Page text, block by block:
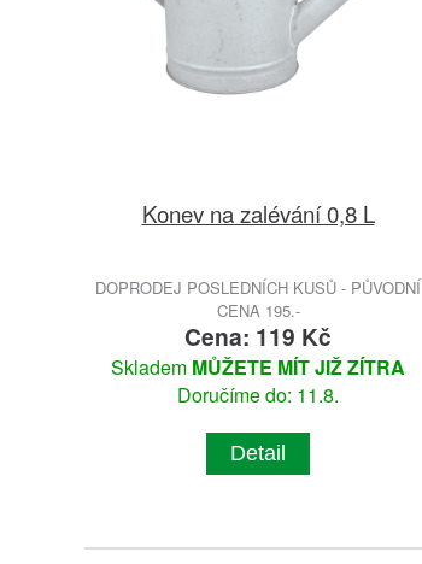
Konev na zalévání 0,8 L
DOPRODEJ POSLEDNÍCH KUSŮ - PŮVODNÍ
CENA 195.-
Cena: 119 Kč
Skladem MŮŽETE MÍT JIŽ ZÍTRA
Doručíme do: 11.8.
Detail